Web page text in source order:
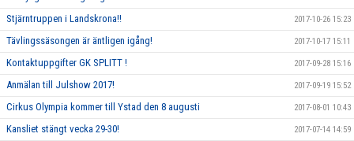
Stjärntruppen i Landskrona!! 2017-10-26 15:23
Tävlingssäsongen är äntligen igång! 2017-10-17 15:11
Kontaktuppgifter GK SPLITT ! 2017-09-28 15:16
Anmälan till Julshow 2017! 2017-09-19 15:52
Cirkus Olympia kommer till Ystad den 8 augusti 2017-08-01 10:43
Kansliet stängt vecka 29-30! 2017-07-14 14:59